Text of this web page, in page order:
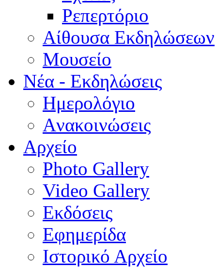
Ρεπερτόριο
Aίθουσα Εκδηλώσεων
Μουσείο
Νέα - Εκδηλώσεις
Ημερολόγιο
Aνακοινώσεις
Αρχείο
Photo Gallery
Video Gallery
Εκδόσεις
Εφημερίδα
Ιστορικό Αρχείο